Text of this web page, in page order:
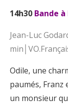
14h30 Bande
Jean-Luc
Odile, une
paumés, Franz
un monsieur